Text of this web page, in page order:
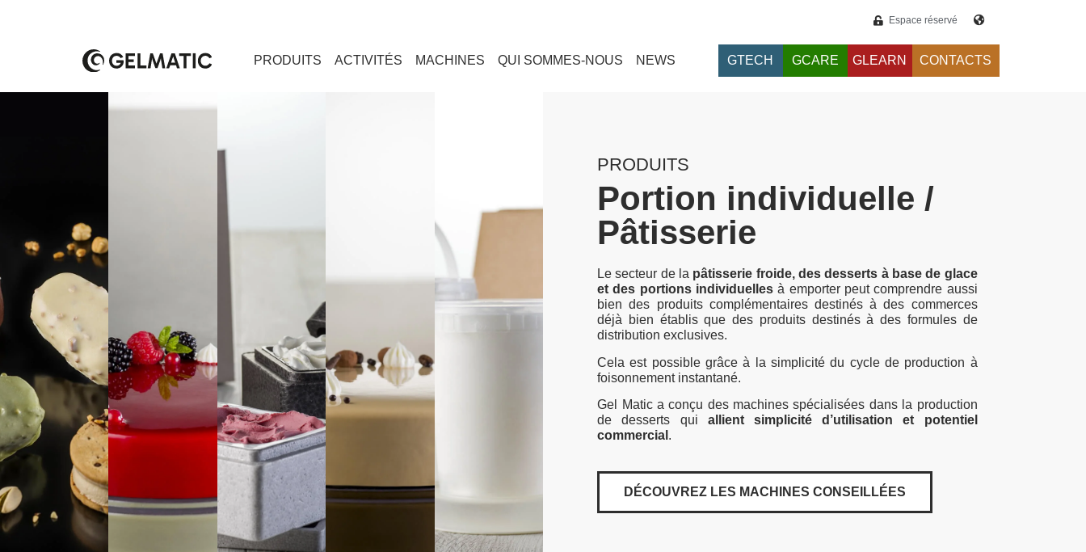
Espace réservé
PRODUITS ACTIVITÉS MACHINES QUI SOMMES-NOUS NEWS GTECH GCARE GLEARN CONTACTS
PRODUITS
Portion individuelle /
Pâtisserie
Le secteur de la pâtisserie froide, des desserts à base de glace
et des portions individuelles à emporter peut comprendre aussi
bien des produits complémentaires destinés à des commerces
déjà bien établis que des produits destinés à des formules de
distribution exclusives.
Cela est possible grâce à la simplicité du cycle de production à
foisonnement instantané.
Gel Matic a conçu des machines spécialisées dans la production
de desserts qui allient simplicité d’utilisation et potentiel
commercial .
DÉCOUVREZ LES MACHINES CONSEILLÉES